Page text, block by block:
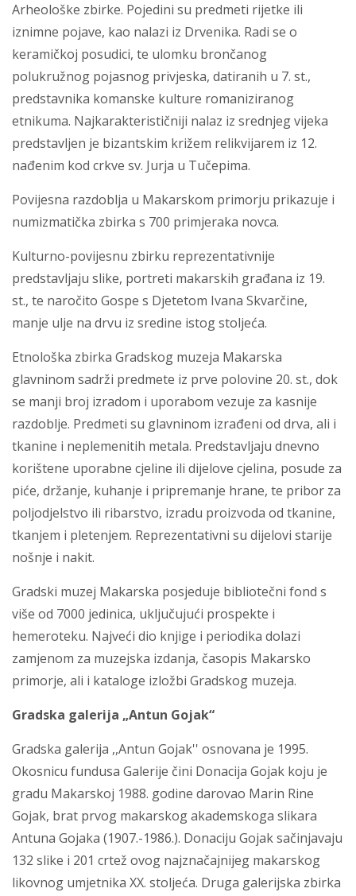
Arheološke zbirke. Pojedini su predmeti rijetke ili
iznimne pojave, kao nalazi iz Drvenika. Radi se o
keramičkoj posudici, te ulomku brončanog
polukružnog pojasnog privjeska, datiranih u 7. st.,
predstavnika komanske kulture romaniziranog
etnikuma. Najkarakterističniji nalaz iz srednjeg vijeka
predstavljen je bizantskim križem relikvijarem iz 12.
nađenim kod crkve sv. Jurja u Tučepima.
Povijesna razdoblja u Makarskom primorju prikazuje i
numizmatička zbirka s 700 primjeraka novca.
Kulturno-povijesnu zbirku reprezentativnije
predstavljaju slike, portreti makarskih građana iz 19.
st., te naročito Gospe s Djetetom Ivana Skvarčine,
manje ulje na drvu iz sredine istog stoljeća.
Etnološka zbirka Gradskog muzeja Makarska
glavninom sadrži predmete iz prve polovine 20. st., dok
se manji broj izradom i uporabom vezuje za kasnije
razdoblje. Predmeti su glavninom izrađeni od drva, ali i
tkanine i neplemenitih metala. Predstavljaju dnevno
korištene uporabne cjeline ili dijelove cjelina, posude za
piće, držanje, kuhanje i pripremanje hrane, te pribor za
poljodjelstvo ili ribarstvo, izradu proizvoda od tkanine,
tkanjem i pletenjem. Reprezentativni su dijelovi starije
nošnje i nakit.
Gradski muzej Makarska posjeduje bibliotečni fond s
više od 7000 jedinica, uključujući prospekte i
hemeroteku. Najveći dio knjige i periodika dolazi
zamjenom za muzejska izdanja, časopis Makarsko
primorje, ali i kataloge izložbi Gradskog muzeja.
Gradska galerija „Antun Gojak“
Gradska galerija ,,Antun Gojak'' osnovana je 1995.
Okosnicu fundusa Galerije čini Donacija Gojak koju je
gradu Makarskoj 1988. godine darovao Marin Rine
Gojak, brat prvog makarskog akademskoga slikara
Antuna Gojaka (1907.-1986.). Donaciju Gojak sačinjavaju
132 slike i 201 crtež ovog najznačajnijeg makarskog
likovnog umjetnika XX. stoljeća. Druga galerijska zbirka